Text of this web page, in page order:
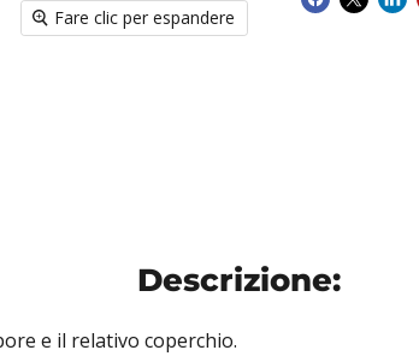
Fare clic per espandere
Descrizione:
e il relativo coperchio.